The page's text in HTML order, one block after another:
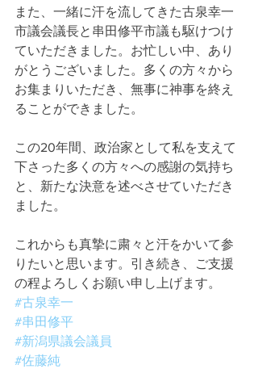
また、一緒に汗を流してきた古泉幸一
市議会議長と串田修平市議も駆けつけ
ていただきました。お忙しい中、あり
がとうございました。多くの方々から
お集まりいただき、無事に神事を終え
ることができました。
この20年間、政治家として私を支えて
下さった多くの方々への感謝の気持ち
と、新たな決意を述べさせていただき
ました。
これからも真摯に粛々と汗をかいて参
りたいと思います。引き続き、ご支援
の程よろしくお願い申し上げます。
#古泉幸一
#串田修平
#新潟県議会議員
#佐藤純